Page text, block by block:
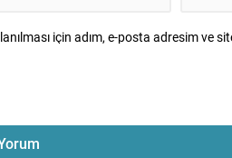
için adım, e-posta adresim ve